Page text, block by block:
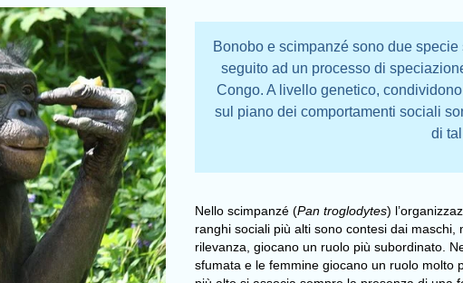
Bonobo e scimpanzé sono due
seguito ad un processo di
Congo. A livello genetico,
sul piano dei comportamenti sociali
di
Nello scimpanzé (Pan troglodytes)
ranghi sociali più alti sono contesi dai
rilevanza, giocano un ruolo più subordinato.
sfumata e le femmine giocano un ruolo molto